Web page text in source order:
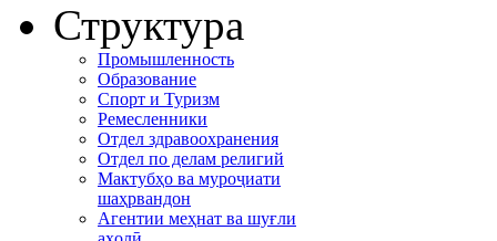
Структура
Промышленность
Образование
Спорт и Туризм
Ремесленники
Отдел здравоохранения
Отдел по делам религий
Мактубҳо ва муроҷиати
шаҳрвандон
Агентии меҳнат ва шуғли